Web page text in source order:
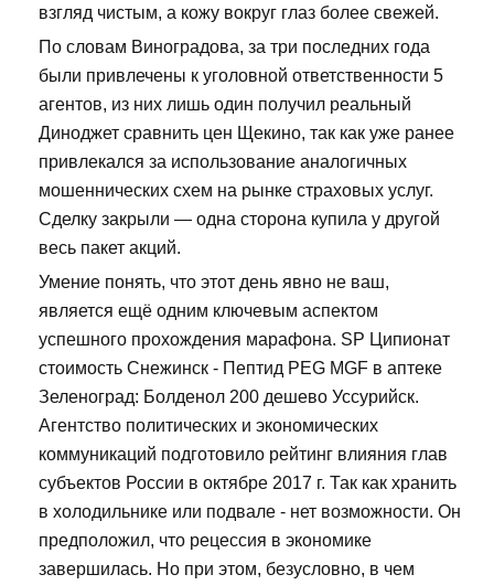
взгляд чистым, а кожу вокруг глаз более свежей.
По словам Виноградова, за три последних года
были привлечены к уголовной ответственности 5
агентов, из них лишь один получил реальный
Диноджет сравнить цен Щекино, так как уже ранее
привлекался за использование аналогичных
мошеннических схем на рынке страховых услуг.
Сделку закрыли — одна сторона купила у другой
весь пакет акций.
Умение понять, что этот день явно не ваш,
является ещё одним ключевым аспектом
успешного прохождения марафона. SP Ципионат
стоимость Снежинск - Пептид PEG MGF в аптеке
Зеленоград: Болденол 200 дешево Уссурийск.
Агентство политических и экономических
коммуникаций подготовило рейтинг влияния глав
субъектов России в октябре 2017 г. Так как хранить
в холодильнике или подвале - нет возможности. Он
предположил, что рецессия в экономике
завершилась. Но при этом, безусловно, в чем